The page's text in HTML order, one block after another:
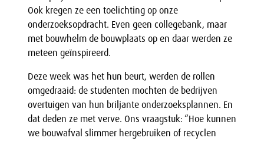
Ook kregen ze een toelichting op onze
onderzoeksopdracht. Even geen collegebank, maar
met bouwhelm de bouwplaats op en daar werden ze
meteen geïnspireerd.
Deze week was het hun beurt, werden de rollen
omgedraaid: de studenten mochten de bedrijven
overtuigen van hun briljante onderzoeksplannen. En
dat deden ze met verve. Ons vraagstuk: “Hoe kunnen
we bouwafval slimmer hergebruiken of recyclen